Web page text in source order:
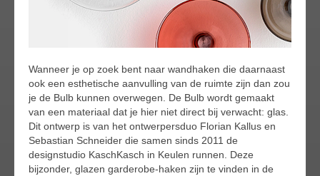
Wanneer je op zoek bent naar wandhaken die daarnaast
ook een esthetische aanvulling van de ruimte zijn dan zou
je de Bulb kunnen overwegen. De Bulb wordt gemaakt
van een materiaal dat je hier niet direct bij verwacht: glas.
Dit ontwerp is van het ontwerpersduo Florian Kallus en
Sebastian Schneider die samen sinds 2011 de
designstudio KaschKasch in Keulen runnen. Deze
bijzonder, glazen garderobe-haken zijn te vinden in de